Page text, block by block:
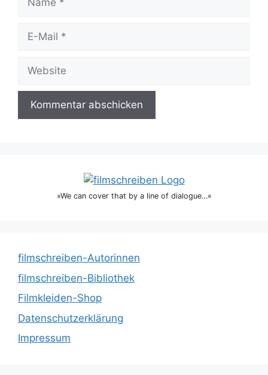
Website
»We can cover that by a line of dialogue…«
filmschreiben-Autorinnen
filmschreiben-Bibliothek
Filmkleiden-Shop
Datenschutzerklärung
Impressum